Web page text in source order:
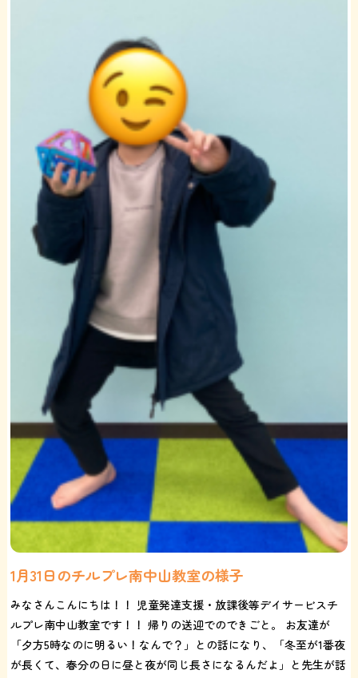
1月31日のチルプレ南中山教室の様子
みなさんこんにちは！！ 児童発達支援・放課後等デイサービスチ
ルプレ南中山教室です！！ 帰りの送迎でのできごと。 お友達が
「夕方5時なのに明るい！なんで？」との話になり、「冬至が1番夜
が長くて、春分の日に昼と夜が同じ長さになるんだよ」と先生が話